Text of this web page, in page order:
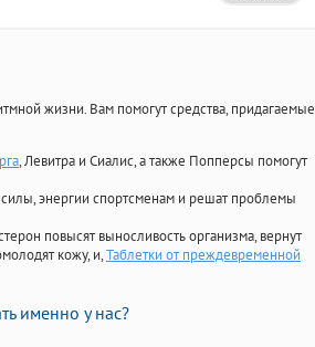
жизни. Вам помогут средства, придагаемые
, Левитра и Сиалис, а также Попперсы помогут
энергии спортсменам и решат проблемы
повысят выносливость организма, вернут
кожу, и,Таблетки от преждевременной
именно у нас?